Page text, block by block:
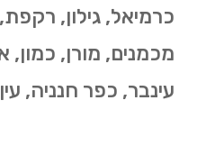
כרמיאל, גילון,
מכמנים, מורן, כמון,
עינבר, כפר חנניה,